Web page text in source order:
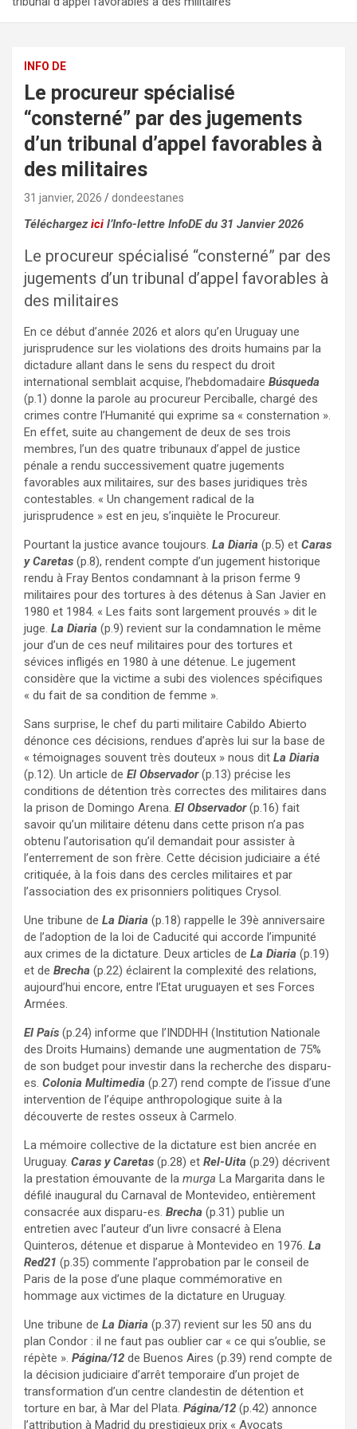
INFO DE
Le procureur spécialisé
“consterné” par des jugements
d’un tribunal d’appel favorables à
des militaires
31 janvier, 2026 dondeestanes
Téléchargezici l’Info-lettre InfoDE du 31 Janvier 2026
Le procureur spécialisé “consterné” par des
jugements d’un tribunal d’appel favorables à
des militaires
En ce début d’année 2026 et alors qu’en Uruguay une
jurisprudence sur les violations des droits humains par la
dictadure allant dans le sens du respect du droit
international semblait acquise, l’hebdomadaire Búsqueda
(p.1) donne la parole au procureur Perciballe, chargé des
crimes contre l’Humanité qui exprime sa « consternation ».
En effet, suite au changement de deux de ses trois
membres, l’un des quatre tribunaux d’appel de justice
pénale a rendu successivement quatre jugements
favorables aux militaires, sur des bases juridiques très
contestables. « Un changement radical de la
jurisprudence » est en jeu, s’inquiète le Procureur.
Pourtant la justice avance toujours. La Diaria (p.5) et Caras
y Caretas (p.8), rendent compte d’un jugement historique
rendu à Fray Bentos condamnant à la prison ferme 9
militaires pour des tortures à des détenus à San Javier en
1980 et 1984. « Les faits sont largement prouvés » dit le
juge. La Diaria (p.9) revient sur la condamnation le même
jour d’un de ces neuf militaires pour des tortures et
sévices infligés en 1980 à une détenue. Le jugement
considère que la victime a subi des violences spécifiques
« du fait de sa condition de femme ».
Sans surprise, le chef du parti militaire Cabildo Abierto
dénonce ces décisions, rendues d’après lui sur la base de
« témoignages souvent très douteux » nous dit La Diaria
(p.12). Un article de El Observador(p.13) précise les
conditions de détention très correctes des militaires dans
la prison de Domingo Arena. El Observador(p.16) fait
savoir qu’un militaire détenu dans cette prison n’a pas
obtenu l’autorisation qu’il demandait pour assister à
l’enterrement de son frère. Cette décision judiciaire a été
critiquée, à la fois dans des cercles militaires et par
l’association des ex prisonniers politiques Crysol.
Une tribune de La Diaria (p.18) rappelle le 39è anniversaire
de l’adoption de la loi de Caducité qui accorde l’impunité
aux crimes de la dictature. Deux articles de La Diaria (p.19)
et de Brecha (p.22) éclairent la complexité des relations,
aujourd’hui encore, entre l’Etat uruguayen et ses Forces
Armées.
El País (p.24) informe que l’INDDHH (Institution Nationale
des Droits Humains) demande une augmentation de 75%
de son budget pour investir dans la recherche des disparu-
es. Colonia Multimedia (p.27) rend compte de l’issue d’une
intervention de l’équipe anthropologique suite à la
découverte de restes osseux à Carmelo.
La mémoire collective de la dictature est bien ancrée en
Uruguay. Caras y Caretas (p.28) et Rel-Uita (p.29) décrivent
la prestation émouvante de la murga La Margarita dans le
défilé inaugural du Carnaval de Montevideo, entièrement
consacrée aux disparu-es. Brecha (p.31) publie un
entretien avec l’auteur d’un livre consacré à Elena
Quinteros, détenue et disparue à Montevideo en 1976. La
Red21 (p.35) commente l’approbation par le conseil de
Paris de la pose d’une plaque commémorative en
hommage aux victimes de la dictature en Uruguay.
Une tribune de La Diaria (p.37) revient sur les 50 ans du
plan Condor : il ne faut pas oublier car « ce qui s’oublie, se
répète ». Página/12 de Buenos Aires (p.39) rend compte de
la décision judiciaire d’arrêt temporaire d’un projet de
transformation d’un centre clandestin de détention et
torture en bar, à Mar del Plata. Página/12 (p.42) annonce
l’attribution à Madrid du prestigieux prix « Avocats